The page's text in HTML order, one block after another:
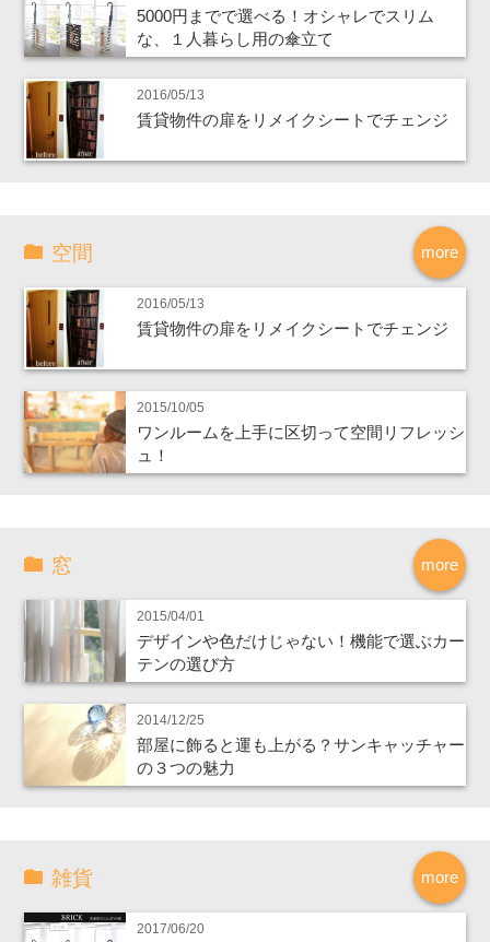
5000円までで選べる！オシャレでスリム
な、１人暮らし用の傘立て
2016/05/13
賃貸物件の扉をリメイクシートでチェンジ
more
空間
2016/05/13
賃貸物件の扉をリメイクシートでチェンジ
2015/10/05
ワンルームを上手に区切って空間リフレッシ
ュ！
more
窓
2015/04/01
デザインや色だけじゃない！機能で選ぶカー
テンの選び方
2014/12/25
部屋に飾ると運も上がる？サンキャッチャー
の３つの魅力
more
雑貨
2017/06/20